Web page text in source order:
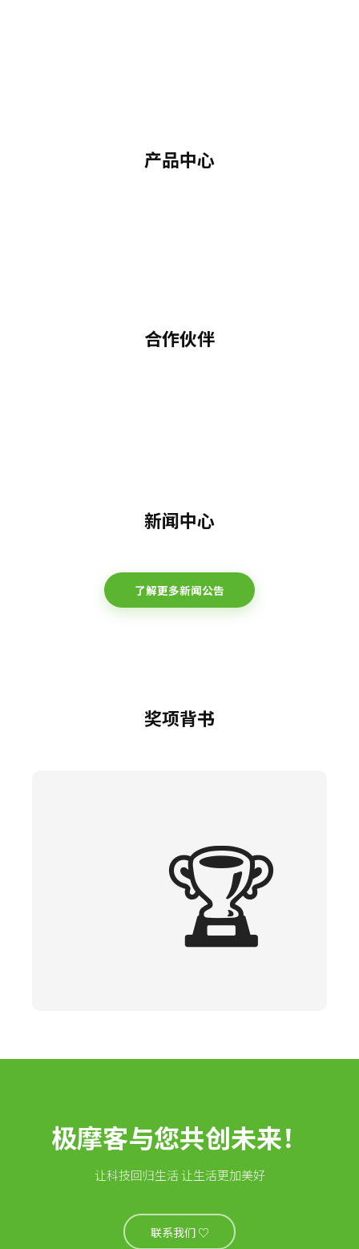
产品中心
合作伙伴
新闻中心
了解更多新闻公告
奖项背书
🏆
极摩客与您共创未来！
让科技回归生活 让生活更加美好
联系我们 ♡